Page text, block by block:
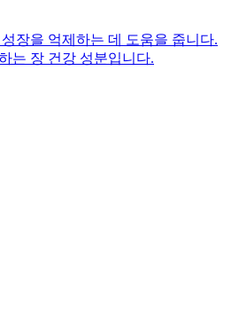
장을 억제하는 데 도움을 줍니다.
는 장 건강 성분입니다.